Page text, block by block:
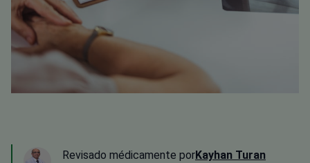
Revisado médicamente porKayhan Turan